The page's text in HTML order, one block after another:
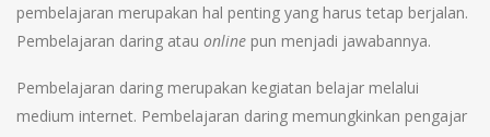
pembelajaran merupakan hal penting yang harus tetap berjalan.
Pembelajaran daring atau online pun menjadi jawabannya.
Pembelajaran daring merupakan kegiatan belajar melalui
medium internet. Pembelajaran daring memungkinkan pengajar